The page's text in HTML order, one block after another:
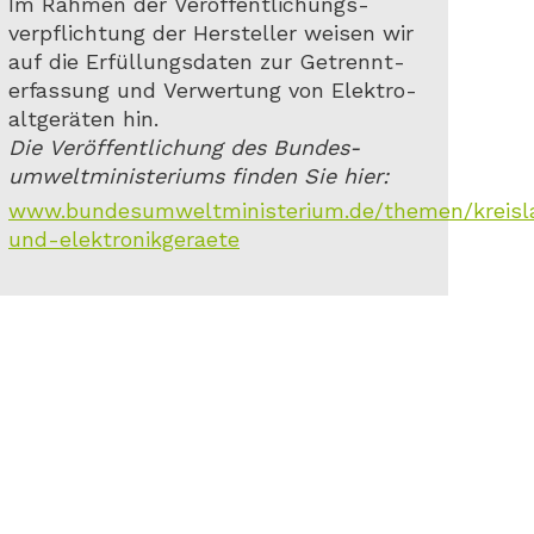
verpflichtung der Hersteller weisen wir
auf die Erfüllungsdaten zur Getrennt-
erfassung und Verwertung von Elektro-
altgeräten hin.
Die Veröffentlichung des Bundes-
umweltministeriums finden Sie hier:
www.bundesumweltministerium.de/themen/
und-elektronikgeraete